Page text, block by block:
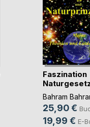
Faszination
Natur(...)
Bahram
25,90 €
19,99 € E-